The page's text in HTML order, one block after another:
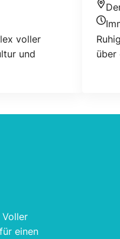
voller
und
über
Voller
einen